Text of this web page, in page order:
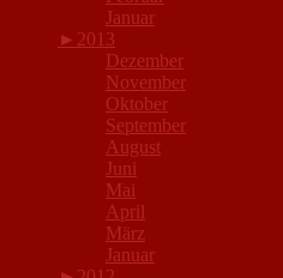
Januar
► 2013
Dezember
November
Oktober
September
August
Juni
Mai
April
März
Januar